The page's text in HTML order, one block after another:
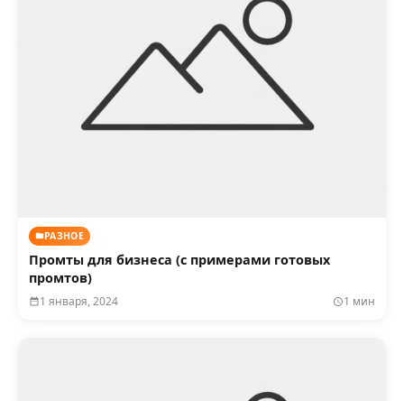
РАЗНОЕ
Промты для бизнеса (с примерами готовых
промтов)
1 января, 2024 1 мин